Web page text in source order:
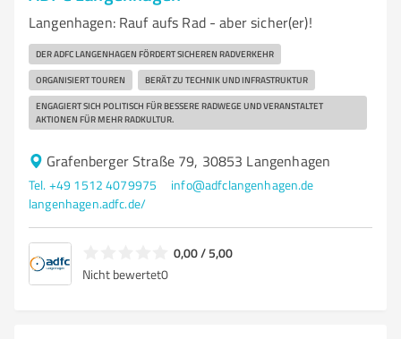
Langenhagen: Rauf aufs Rad - aber sicher(er)!
DER ADFC LANGENHAGEN FÖRDERT SICHEREN RADVERKEHR
ORGANISIERT TOUREN BERÄT ZU TECHNIK UND INFRASTRUKTUR
ENGAGIERT SICH POLITISCH FÜR BESSERE RADWEGE UND VERANSTALTET
AKTIONEN FÜR MEHR RADKULTUR.
Grafenberger Straße 79, 30853 Langenhagen
Tel. +49 1512 4079975
info@adfclangenhagen.de
langenhagen.adfc.de/
0,00 / 5,00
Nicht bewertet0